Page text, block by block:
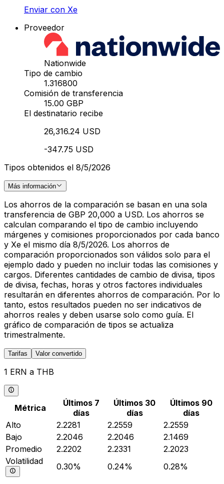
Enviar con Xe
Proveedor
Nationwide
Tipo de cambio
1.316800
Comisión de transferencia
15.00 GBP
El destinatario recibe
26,316.24 USD
-347.75 USD
Tipos obtenidos el 8/5/2026
Más información
Los ahorros de la comparación se basan en una sola
transferencia de GBP 20,000 a USD. Los ahorros se
calculan comparando el tipo de cambio incluyendo
márgenes y comisiones proporcionados por cada banco
y Xe el mismo día 8/5/2026. Los ahorros de
comparación proporcionados son válidos solo para el
ejemplo dado y pueden no incluir todas las comisiones y
cargos. Diferentes cantidades de cambio de divisa, tipos
de divisa, fechas, horas y otros factores individuales
resultarán en diferentes ahorros de comparación. Por lo
tanto, estos resultados pueden no ser indicativos de
ahorros reales y deben usarse solo como guía. El
gráfico de comparación de tipos se actualiza
trimestralmente.
Tarifas Valor convertido
1 ERN a THB
Métrica
Últimos 7
días
Últimos 30
días
Últimos 90
días
Alto
2.2281 2.2559
2.2559
Bajo
2.2046 2.2046
2.1469
Promedio
2.2202 2.2331
2.2023
Volatilidad
0.30% 0.24% 0.28%